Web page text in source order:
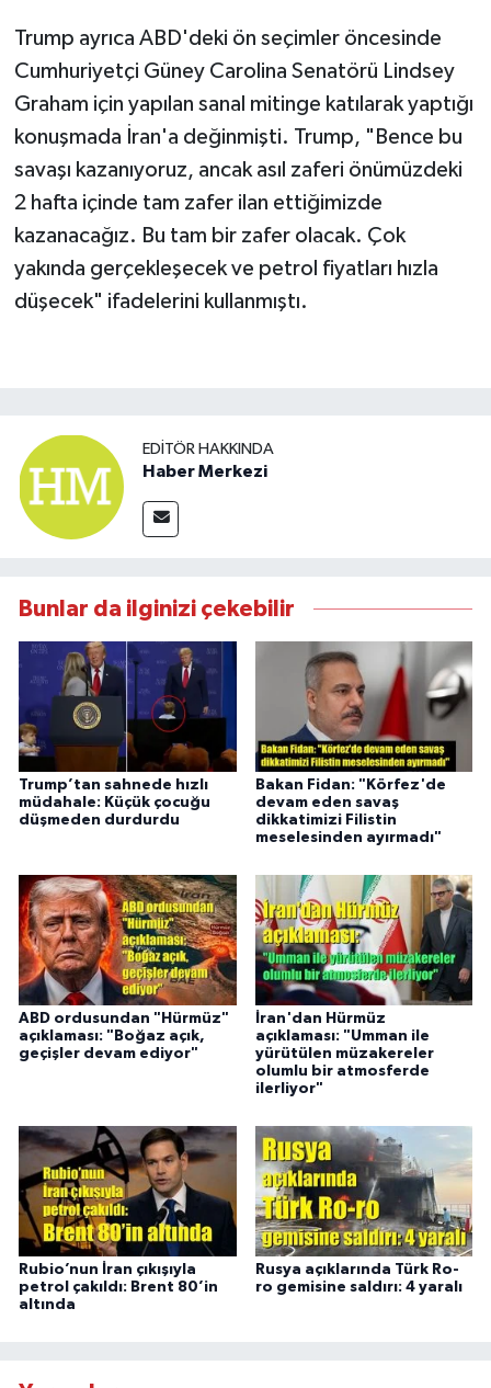
Trump ayrıca ABD'deki ön seçimler öncesinde
Cumhuriyetçi Güney Carolina Senatörü Lindsey
Graham için yapılan sanal mitinge katılarak yaptığı
konuşmada İran'a değinmişti. Trump, "Bence bu
savaşı kazanıyoruz, ancak asıl zaferi önümüzdeki
2 hafta içinde tam zafer ilan ettiğimizde
kazanacağız. Bu tam bir zafer olacak. Çok
yakında gerçekleşecek ve petrol fiyatları hızla
düşecek" ifadelerini kullanmıştı.
EDITÖR HAKKINDA
Haber Merkezi
Bunlar da ilginizi çekebilir
Trump’tan sahnede hızlı
müdahale: Küçük çocuğu
düşmeden durdurdu
Bakan Fidan: "Körfez'de
devam eden savaş
dikkatimizi Filistin
meselesinden ayırmadı"
ABD ordusundan "Hürmüz"
açıklaması: "Boğaz açık,
geçişler devam ediyor"
İran'dan Hürmüz
açıklaması: "Umman ile
yürütülen müzakereler
olumlu bir atmosferde
ilerliyor"
Rubio’nun İran çıkışıyla
petrol çakıldı: Brent 80’in
altında
Rusya açıklarında Türk Ro-
ro gemisine saldırı: 4 yaralı